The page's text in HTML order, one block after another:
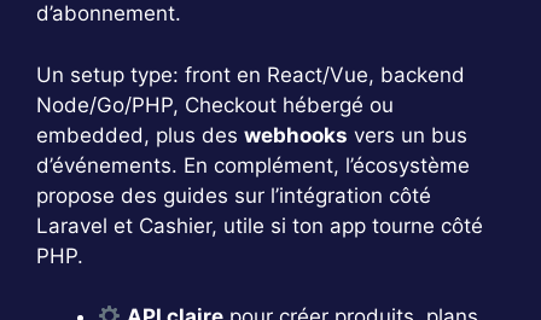
d’abonnement.
Un setup type: front en React/Vue, backend
Node/Go/PHP, Checkout hébergé ou
embedded, plus des webhooks vers un bus
d’événements. En complément, l’écosystème
propose des guides sur l’intégration côté
Laravel et Cashier, utile si ton app tourne côté
PHP.